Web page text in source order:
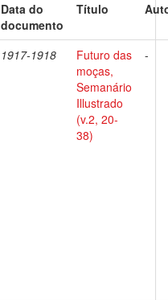
Data do
documento
Título
1917-1918
Futuro das
moças,
Semanário
Illustrado
(v.2, 20-
38)
-